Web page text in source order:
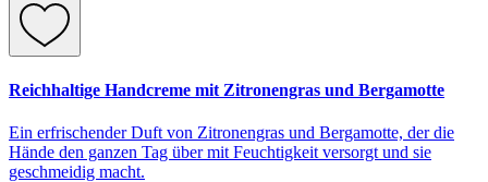
Reichhaltige Handcreme mit Zitronengras und Bergamotte
Ein erfrischender Duft von Zitronengras und Bergamotte, der die
Hände den ganzen Tag über mit Feuchtigkeit versorgt und sie
geschmeidig macht.